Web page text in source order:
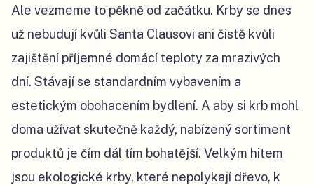
Ale vezmeme to pěkně od začátku. Krby se dnes
už nebudují kvůli Santa Clausovi ani čistě kvůli
zajištění příjemné domácí teploty za mrazivých
dní. Stávají se standardním vybavením a
estetickým obohacením bydlení. A aby si krb mohl
doma užívat skutečně každý, nabízený sortiment
produktů je čím dál tím bohatější. Velkým hitem
jsou ekologické krby, které nepolykají dřevo, k